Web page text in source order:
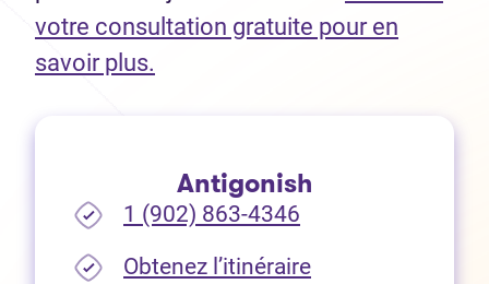
votre consultation gratuite pour en
savoir plus.
Antigonish
1 (902) 863-4346
Obtenez l’itinéraire(Ouvre dans un